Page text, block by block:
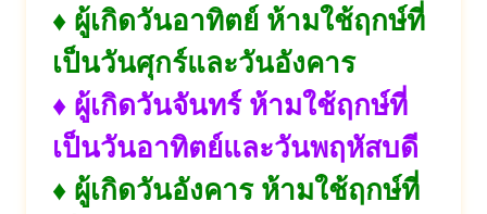
♦ ผู้เกิดวันอาทิตย์ ห้ามใช้ฤกษ์ที่
เป็นวันศุกร์และวันอังคาร
♦ ผู้เกิดวันจันทร์ ห้ามใช้ฤกษ์ที่
เป็นวันอาทิตย์และวันพฤหัสบดี
♦ ผู้เกิดวันอังคาร ห้ามใช้ฤกษ์ที่